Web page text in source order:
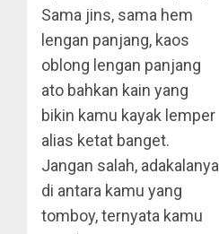
Sama jins, sama hem
lengan panjang, kaos
oblong lengan panjang
ato bahkan kain yang
bikin kamu kayak lemper
alias ketat banget.
Jangan salah, adakalanya
di antara kamu yang
tomboy, ternyata kamu